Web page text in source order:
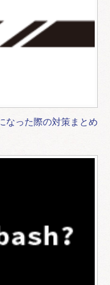
なった際の対策まとめ